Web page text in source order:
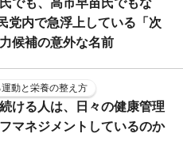
党内で急浮上している「次
候補の意外な名前
動と栄養の整え方
ける人は、日々の健康管理
マネジメントしているのか